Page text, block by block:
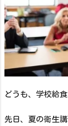
どうも、学校給
先日、夏の衛生